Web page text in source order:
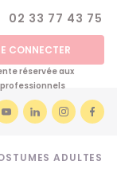
02 33 77 43 75
CONNECTER
réservée aux
professionnels
ADULTES